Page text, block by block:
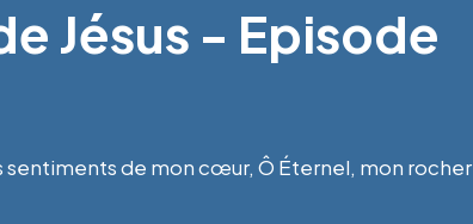
Jésus - Episode
sentiments de mon cœur, Ô Éternel, mon rocher